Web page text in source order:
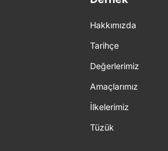
Hakkımızda
Tarihçe
Değerlerimiz
Amaçlarımız
İlkelerimiz
Tüzük